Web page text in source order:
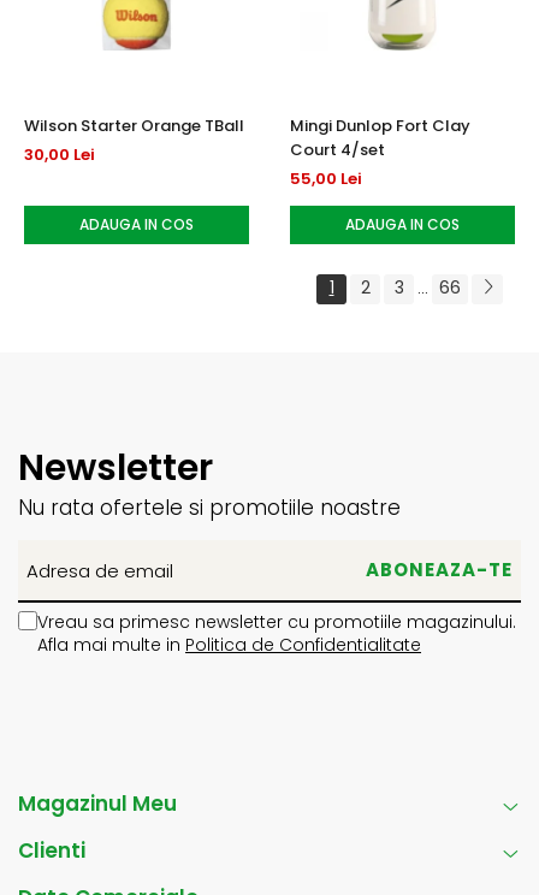
Wilson Starter Orange TBall
30,00 Lei
ADAUGA IN COS
Mingi Dunlop Fort Clay
Court 4/set
55,00 Lei
ADAUGA IN COS
1 2 3 ... 66
Newsletter
Nu rata ofertele si promotiile noastre
Vreau sa primesc newsletter cu promotiile magazinului.
Afla mai multe in Politica de Confidentialitate
Magazinul Meu
Clienti